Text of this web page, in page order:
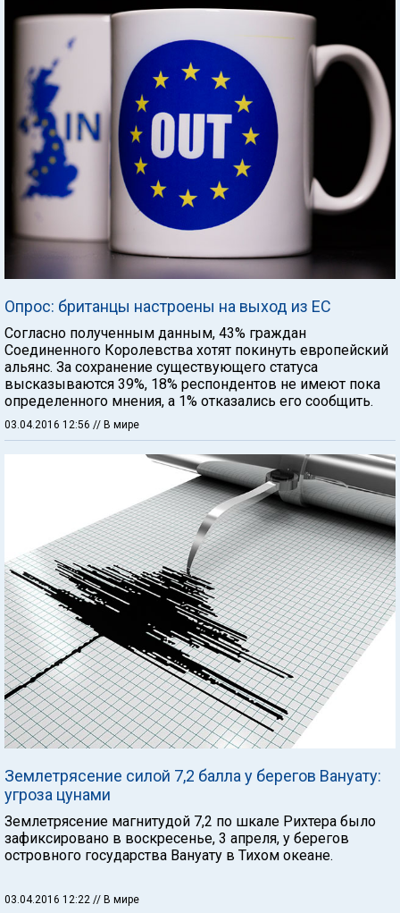
Опрос: британцы настроены на выход из ЕС
Согласно полученным данным, 43% граждан
Соединенного Королевства хотят покинуть европейский
альянс. За сохранение существующего статуса
высказываются 39%, 18% респондентов не имеют пока
определенного мнения, а 1% отказались его сообщить.
03.04.2016 12:56 // В мире
Землетрясение силой 7,2 балла у берегов Вануату:
угроза цунами
Землетрясение магнитудой 7,2 по шкале Рихтера было
зафиксировано в воскресенье, 3 апреля, у берегов
островного государства Вануату в Тихом океане.
03.04.2016 12:22 // В мире